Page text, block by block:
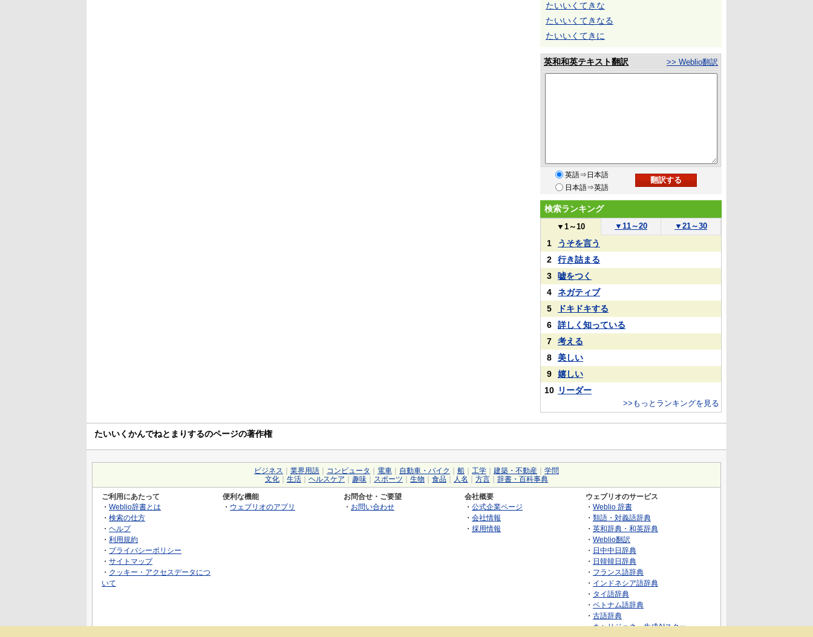
たいいくてきな
たいいくてきなる
たいいくてきに
英和和英テキスト翻訳 >> Weblio翻訳
英語⇒日本語
日本語⇒英語
検索ランキング
▼ 1～10 ▼ 11～20 ▼ 21～30
1
うそを言う
2
行き詰まる
3
嘘をつく
4
ネガティブ
5
ドキドキする
6
詳しく知っている
7
考える
8
美しい
9
嬉しい
10 リーダー
>>もっとランキングを見る
たいいくかんでねとまりするのページの著作権
ビジネス 業界用語 コンピュータ 電車 自動車・バイク 船 工学 建築・不動産
学問
文化
生活 ヘルスケア 趣味 スポーツ 生物 食品 人名 方言 辞書・百科事典
ご利用にあたって
・ Weblio辞書とは
・ 検索の仕方
・ ヘルプ
・ 利用規約
・ プライバシーポリシー
・ サイトマップ
・ クッキー・アクセスデータにつ
いて
便利な機能
・ ウェブリオのアプリ
お問合せ・ご要望
・ お問い合わせ
会社概要
・ 公式企業ページ
・ 会社情報
・ 採用情報
ウェブリオのサービス
・ Weblio 辞書
・ 類語・対義語辞典
・ 英和辞典・和英辞典
・ Weblio翻訳
・ 日中中日辞典
・ 日韓韓日辞典
・ フランス語辞典
・ インドネシア語辞典
・ タイ語辞典
・ ベトナム語辞典
・ 古語辞典
・キャリジェネ～生成AIスクー